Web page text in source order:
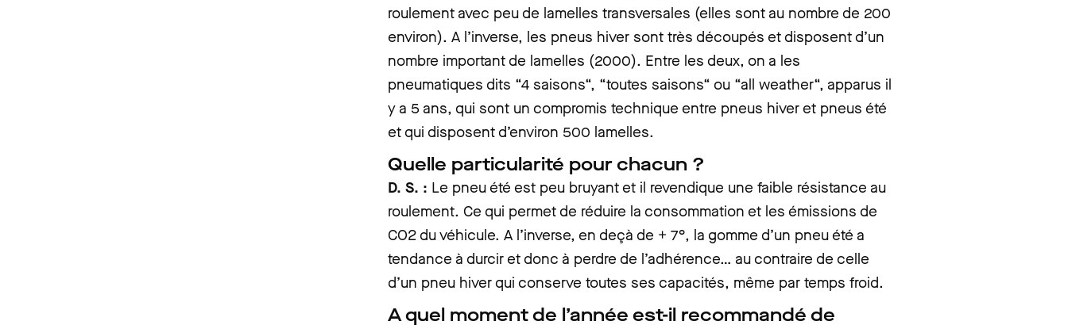
roulement avec peu de lamelles transversales (elles sont au nombre de 200
environ). A l’inverse, les pneus hiver sont très découpés et disposent d’un
nombre important de lamelles (2000). Entre les deux, on a les
pneumatiques dits “4 saisons“, “toutes saisons“ ou “all weather“, apparus il
y a 5 ans, qui sont un compromis technique entre pneus hiver et pneus été
et qui disposent d’environ 500 lamelles.
Quelle particularité pour chacun ?
D. S. : Le pneu été est peu bruyant et il revendique une faible résistance au
roulement. Ce qui permet de réduire la consommation et les émissions de
CO2 du véhicule. A l’inverse, en deçà de + 7°, la gomme d’un pneu été a
tendance à durcir et donc à perdre de l’adhérence… au contraire de celle
d’un pneu hiver qui conserve toutes ses capacités, même par temps froid.
A quel moment de l’année est-il recommandé de